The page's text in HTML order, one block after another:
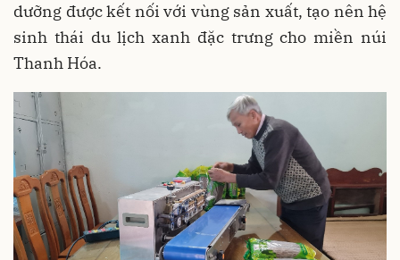
dưỡng được kết nối với vùng sản xuất, tạo nên hệ
sinh thái du lịch xanh đặc trưng cho miền núi
Thanh Hóa.